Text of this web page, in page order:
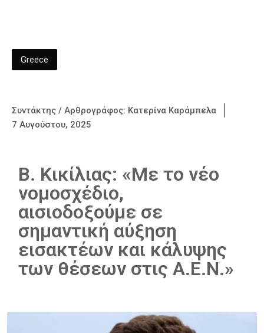
Greece
Συντάκτης / Αρθρογράφος: Κατερίνα Καράμπελα
7 Αυγούστου, 2025
Β. Κικίλιας: «Με το νέο
νομοσχέδιο,
αισιοδοξούμε σε
σημαντική αύξηση
εισακτέων και κάλυψης
των θέσεων στις Α.Ε.Ν.»